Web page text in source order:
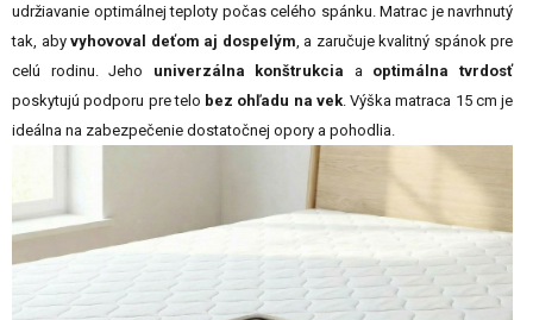
udržiavanie optimálnej teploty počas celého spánku. Matrac je navrhnutý
tak, aby vyhovoval deťom aj dospelým, a zaručuje kvalitný spánok pre
celú rodinu. Jeho univerzálna konštrukcia a optimálna tvrdosť
poskytujú podporu pre telo bez ohľadu na vek. Výška matraca 15 cm je
ideálna na zabezpečenie dostatočnej opory a pohodlia.